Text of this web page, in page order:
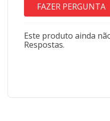
FAZER PERGUNTA
Este produto ainda
Respostas.